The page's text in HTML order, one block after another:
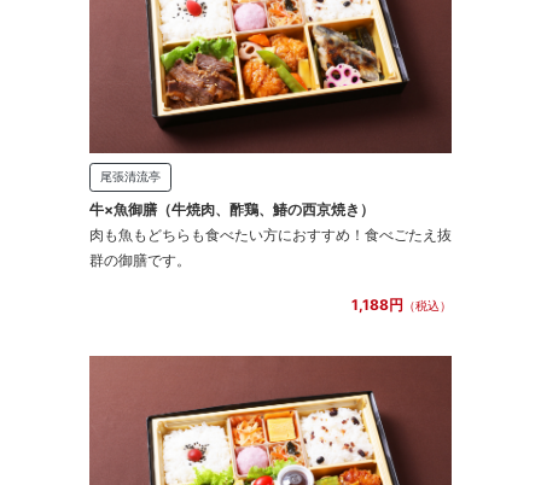
尾張清流亭
牛×魚御膳（牛焼肉、酢鶏、鰆の西京焼き）
肉も魚もどちらも食べたい方におすすめ！食べごたえ抜
群の御膳です。
1,188円 （税込）